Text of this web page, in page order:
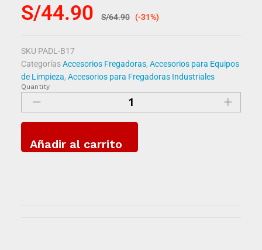
S/44.90 S/64.90 (-31%)
SKU PADL-B17
Categorías Accesorios Fregadoras,Accesorios para Equipos
de Limpieza,Accesorios para Fregadoras Industriales
Quantity
Añadir al carrito